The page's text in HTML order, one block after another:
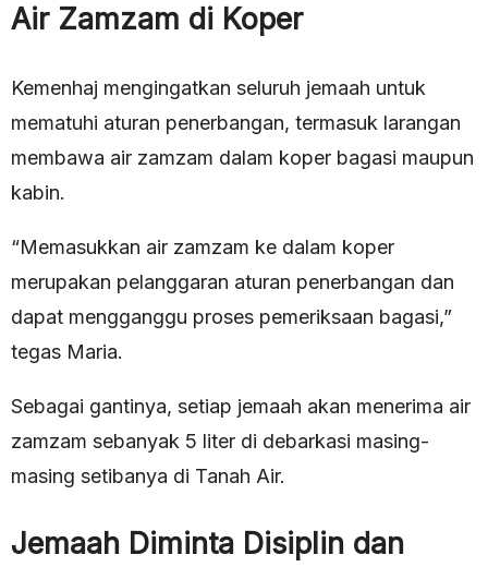
Air Zamzam di Koper
Kemenhaj mengingatkan seluruh jemaah untuk
mematuhi aturan penerbangan, termasuk larangan
membawa air zamzam dalam koper bagasi maupun
kabin.
“Memasukkan air zamzam ke dalam koper
merupakan pelanggaran aturan penerbangan dan
dapat mengganggu proses pemeriksaan bagasi,”
tegas Maria.
Sebagai gantinya, setiap jemaah akan menerima air
zamzam sebanyak 5 liter di debarkasi masing-
masing setibanya di Tanah Air.
Jemaah Diminta Disiplin dan